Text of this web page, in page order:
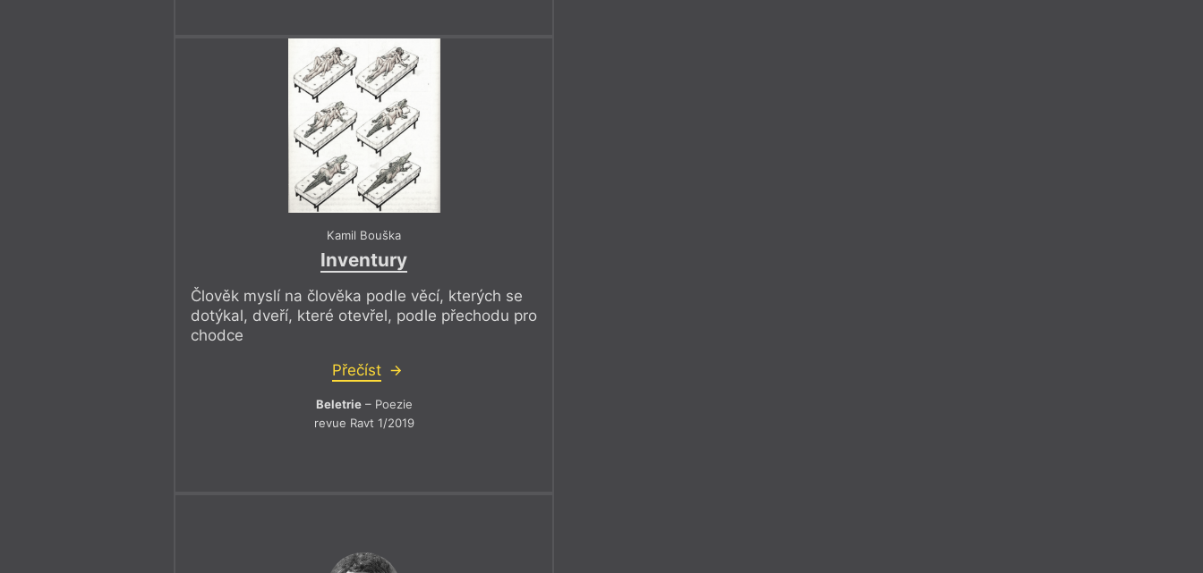
Kamil Bouška
Inventury
Člověk myslí na člověka podle věcí, kterých se
dotýkal, dveří, které otevřel, podle přechodu pro
chodce
Přečíst
Beletrie– Poezie
revue Ravt 1/2019